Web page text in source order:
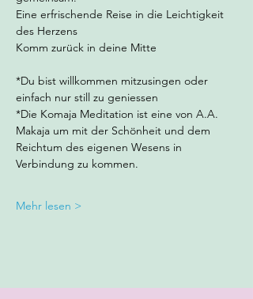
Eine erfrischende Reise in die Leichtigkeit
des Herzens
Komm zurück in deine Mitte
*Du bist willkommen mitzusingen oder
einfach nur still zu geniessen
*Die Komaja Meditation ist eine von A.A.
Makaja um mit der Schönheit und dem
Reichtum des eigenen Wesens in
Verbindung zu kommen.
Mehr lesen >